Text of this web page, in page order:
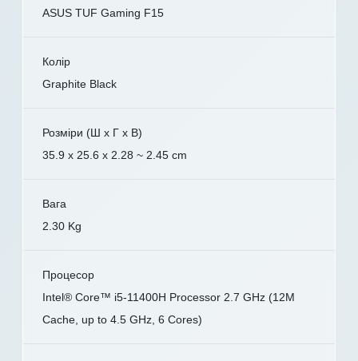
ASUS TUF Gaming F15
Колір
Graphite Black
Розміри (Ш x Г x В)
35.9 x 25.6 x 2.28 ~ 2.45 cm
Вага
2.30 Kg
Процесор
Intel® Core™ i5-11400H Processor 2.7 GHz (12M
Cache, up to 4.5 GHz, 6 Cores)